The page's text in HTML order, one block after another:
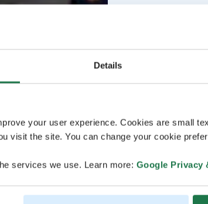
Details
your user experience. Cookies are small
visit the site. You can change your cookie
services we use. Learn more: Google Privacy